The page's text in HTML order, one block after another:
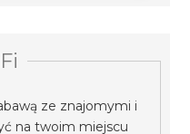
ze znajomymi i
na twoim miejscu